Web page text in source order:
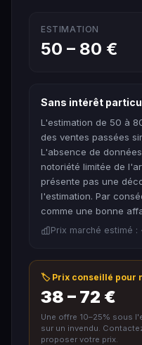
ESTIMATION
50 – 80 €
Sans intérêt
L'estimation de 50 à
des ventes passées
L'absence de
notoriété limitée de
présente pas une
l'estimation. Par
comme une bonne
Prix marché estimé :
🏷️ Prix conseillé pour
38 – 72 €
Une offre 10–25% sous
sur un invendu.
proposer votre prix.